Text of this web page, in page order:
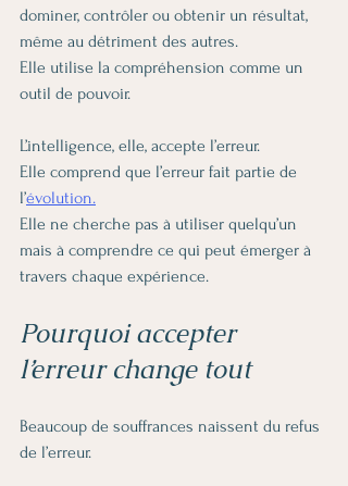
dominer, contrôler ou obtenir un résultat,
même au détriment des autres.
Elle utilise la compréhension comme un
outil de pouvoir.
L’intelligence, elle, accepte l’erreur.
Elle comprend que l’erreur fait partie de
l’évolution.
Elle ne cherche pas à utiliser quelqu’un
mais à comprendre ce qui peut émerger à
travers chaque expérience.
Pourquoi accepter
l’erreur change tout
Beaucoup de souffrances naissent du refus
de l’erreur.